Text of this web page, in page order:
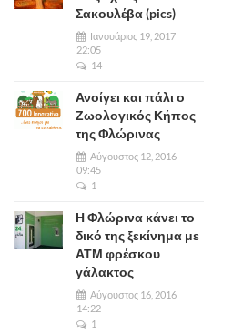
Σακουλέβα (pics)
Ιανουάριος 19, 2017
22:05
14
Ανοίγει και πάλι ο
Ζωολογικός Κήπος
της Φλώρινας
Αύγουστος 12, 2016
09:45
1
Η Φλώρινα κάνει το
δικό της ξεκίνημα με
ΑΤΜ φρέσκου
γάλακτος
Αύγουστος 16, 2016
14:22
1